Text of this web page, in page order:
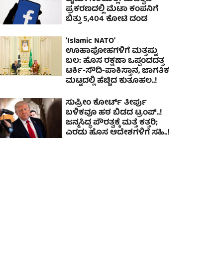
ಪ್ರಕರಣದಲ್ಲಿ ಮೆಟಾ ಕಂಪನಿಗೆ
ಬಿತ್ತು 5,404 ಕೋಟಿ ದಂಡ
'Islamic NATO'
ಊಹಾಪೋಹಗಳಿಗೆ ಮತ್ತಷ್ಟು
ಬಲ: ಹೊಸ ರಕ್ಷಣಾ ಒಪ್ಪಂದದತ್ತ
ಟರ್ಕಿ-ಸೌದಿ-ಪಾಕಿಸ್ತಾನ, ಜಾಗತಿಕ
ಮಟ್ಟದಲ್ಲಿ ಹೆಚ್ಚಿದ ಕುತೂಹಲ..!
ಸುಪ್ರೀಂ ಕೋರ್ಟ್‌ ತೀರ್ಪು
ಬಳಿಕವೂ ಹಠ ಬಿಡದ ಟ್ರಂಪ್‌..!
ಜನ್ಮಸಿದ್ಧ ಪೌರತ್ವಕ್ಕೆ ಮತ್ತೆ ಕತ್ತರಿ;
ಎರಡು ಹೊಸ ಆದೇಶಗಳಿಗೆ ಸಹಿ..!